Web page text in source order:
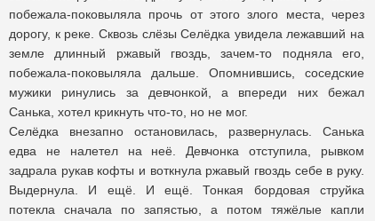
побежала-поковыляла прочь от этого злого места, через
дорогу, к реке. Сквозь слёзы Селёдка увидела лежавший на
земле длинный ржавый гвоздь, зачем-то подняла его,
побежала-поковыляла дальше. Опомнившись, соседские
мужики ринулись за девчонкой, а впереди них бежал
Санька, хотел крикнуть что-то, но не мог.
Селёдка внезапно остановилась, развернулась. Санька
едва не налетел на неё. Девчонка отступила, рывком
задрала рукав кофты и воткнула ржавый гвоздь себе в руку.
Выдернула. И ещё. И ещё. Тонкая бордовая струйка
потекла сначала по запястью, а потом тяжёлые капли